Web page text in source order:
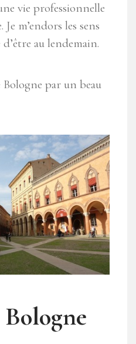
vie professionnelle
m’endors les sens
au lendemain.
Bologne par un beau